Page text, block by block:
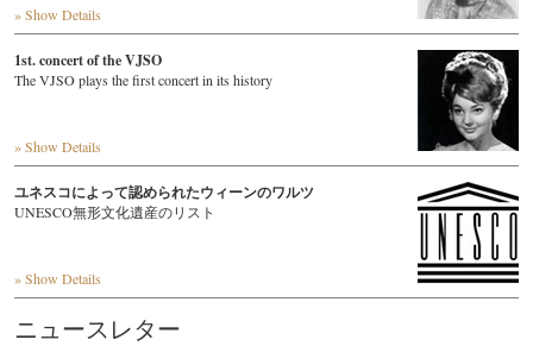
» Show Details
1st. concert of the VJSO
The VJSO plays the first concert in its history
» Show Details
ユネスコによって認められたウィーンのワルツ
UNESCO無形文化遺産のリスト
» Show Details
ニュースレター